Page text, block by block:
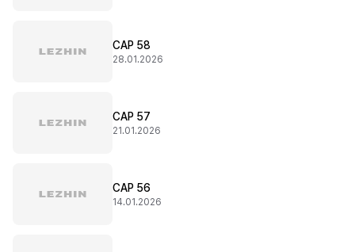
CAP 58
28.01.2026
CAP 57
21.01.2026
CAP 56
14.01.2026